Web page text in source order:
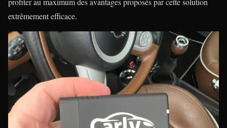
extrêmement efficace.